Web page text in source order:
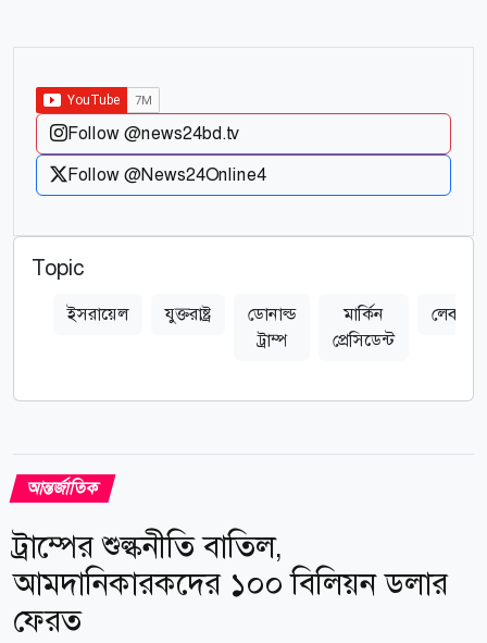
Follow @news24bd.tv
Follow @News24Online4
Topic
ইসরায়েল যুক্তরাষ্ট্র
ডোনাল্ড
ট্রাম্প
মার্কিন
প্রেসিডেন্ট
লেবানন
আন্তর্জাতিক
ট্রাম্পের শুল্কনীতি বাতিল,
আমদানিকারকদের ১০০ বিলিয়ন ডলার
ফেরত